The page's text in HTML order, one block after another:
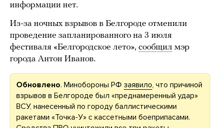
информации нет.
Из-за ночных взрывов в Белгороде отменили
проведение запланированного на 3 июля
фестиваля «Белгородское лето», сообщил мэр
города Антон Иванов.
Обновлено. Минобороны РФ заявило, что причиной
взрывов в Белгороде был «преднамеренный удар»
ВСУ, нанесенный по городу баллистическими
ракетами «Точка-У» с кассетными боеприпасами.